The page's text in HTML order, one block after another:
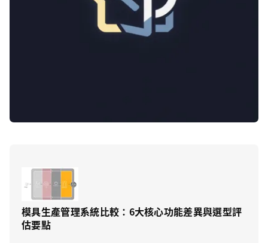
模具生產管理系統比較：6大核心功能差異與選型評
估要點